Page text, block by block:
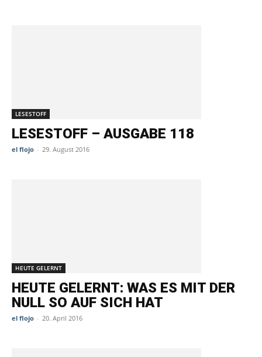
LESESTOFF
LESESTOFF – AUSGABE 118
el flojo - 29. August 2016
HEUTE GELERNT
HEUTE GELERNT: WAS ES MIT DER
NULL SO AUF SICH HAT
el flojo - 20. April 2016